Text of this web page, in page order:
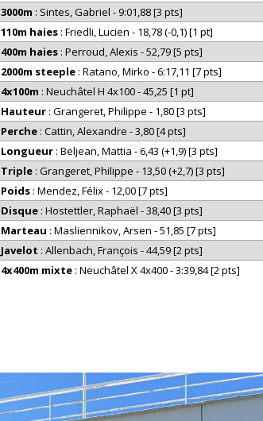
3000m : Sintes, Gabriel - 9:01,88 [3 pts]
110m haies : Friedli, Lucien - 18,78 (-0,1) [1 pt]
400m haies : Perroud, Alexis - 52,79 [5 pts]
2000m steeple : Ratano, Mirko - 6:17,11 [7 pts]
4x100m : Neuchâtel H 4x100 - 45,25 [1 pt]
Hauteur : Grangeret, Philippe - 1,80 [3 pts]
Perche : Cattin, Alexandre - 3,80 [4 pts]
Longueur : Beljean, Mattia - 6,43 (+1,9) [3 pts]
Triple : Grangeret, Philippe - 13,50 (+2,7) [3 pts]
Poids : Mendez, Félix - 12,00 [7 pts]
Disque : Hostettler, Raphaël - 38,40 [3 pts]
Marteau : Masliennikov, Arsen - 51,85 [7 pts]
Javelot : Allenbach, François - 44,59 [2 pts]
4x400m mixte : Neuchâtel X 4x400 - 3:39,84 [2 pts]